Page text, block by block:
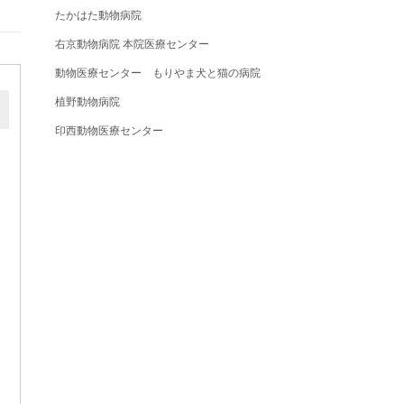
たかはた動物病院
右京動物病院 本院医療センター
動物医療センター もりやま犬と猫の病院
植野動物病院
印西動物医療センター